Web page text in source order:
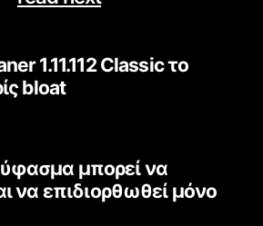
1.11.112 Classic το
bloat
μπορεί να
να επιδιορθωθεί μόνο